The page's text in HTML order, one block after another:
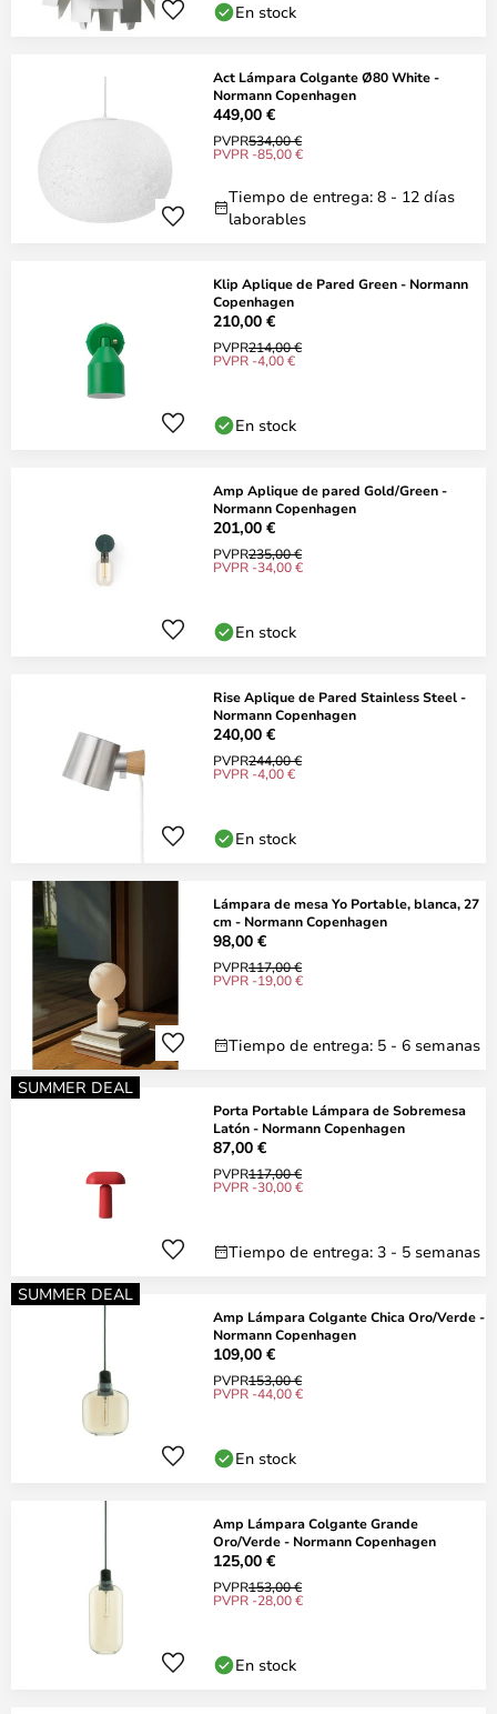
En stock
Act Lámpara Colgante Ø80 White -
Normann Copenhagen
449,00 €
PVPR534,00 €
PVPR -85,00 €
Tiempo de entrega: 8 - 12 días
laborables
Klip Aplique de Pared Green - Normann
Copenhagen
210,00 €
PVPR214,00 €
PVPR -4,00 €
En stock
Amp Aplique de pared Gold/Green -
Normann Copenhagen
201,00 €
PVPR235,00 €
PVPR -34,00 €
En stock
Rise Aplique de Pared Stainless Steel -
Normann Copenhagen
240,00 €
PVPR244,00 €
PVPR -4,00 €
En stock
Lámpara de mesa Yo Portable, blanca, 27
cm - Normann Copenhagen
98,00 €
PVPR117,00 €
PVPR -19,00 €
Tiempo de entrega: 5 - 6 semanas
SUMMER DEAL
Porta Portable Lámpara de Sobremesa
Latón - Normann Copenhagen
87,00 €
PVPR117,00 €
PVPR -30,00 €
Tiempo de entrega: 3 - 5 semanas
SUMMER DEAL
Amp Lámpara Colgante Chica Oro/Verde -
Normann Copenhagen
109,00 €
PVPR153,00 €
PVPR -44,00 €
En stock
Amp Lámpara Colgante Grande
Oro/Verde - Normann Copenhagen
125,00 €
PVPR153,00 €
PVPR -28,00 €
En stock